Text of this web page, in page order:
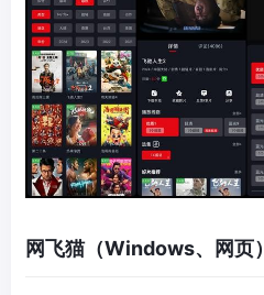
网飞猫（Windows、网页）